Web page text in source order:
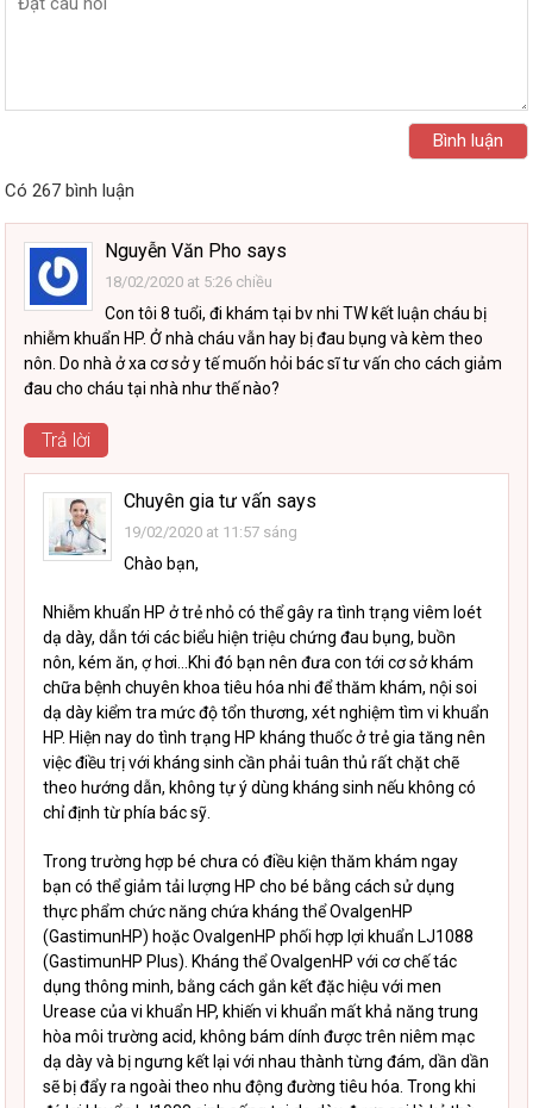
Có 267 bình luận
Nguyễn Văn Pho says
18/02/2020 at 5:26 chiều
Con tôi 8 tuổi, đi khám tại bv nhi TW kết luận cháu bị
nhiễm khuẩn HP. Ở nhà cháu vẫn hay bị đau bụng và kèm theo
nôn. Do nhà ở xa cơ sở y tế muốn hỏi bác sĩ tư vấn cho cách giảm
đau cho cháu tại nhà như thế nào?
Trả lời
Chuyên gia tư vấn says
19/02/2020 at 11:57 sáng
Chào bạn,
Nhiễm khuẩn HP ở trẻ nhỏ có thể gây ra tình trạng viêm loét
dạ dày, dẫn tới các biểu hiện triệu chứng đau bụng, buồn
nôn, kém ăn, ợ hơi…Khi đó bạn nên đưa con tới cơ sở khám
chữa bệnh chuyên khoa tiêu hóa nhi để thăm khám, nội soi
dạ dày kiểm tra mức độ tổn thương, xét nghiệm tìm vi khuẩn
HP. Hiện nay do tình trạng HP kháng thuốc ở trẻ gia tăng nên
việc điều trị với kháng sinh cần phải tuân thủ rất chặt chẽ
theo hướng dẫn, không tự ý dùng kháng sinh nếu không có
chỉ định từ phía bác sỹ.
Trong trường hợp bé chưa có điều kiện thăm khám ngay
bạn có thể giảm tải lượng HP cho bé bằng cách sử dụng
thực phẩm chức năng chứa kháng thể OvalgenHP
(GastimunHP) hoặc OvalgenHP phối hợp lợi khuẩn LJ1088
(GastimunHP Plus). Kháng thể OvalgenHP với cơ chế tác
dụng thông minh, bằng cách gắn kết đặc hiệu với men
Urease của vi khuẩn HP, khiến vi khuẩn mất khả năng trung
hòa môi trường acid, không bám dính được trên niêm mạc
dạ dày và bị ngưng kết lại với nhau thành từng đám, dần dần
sẽ bị đẩy ra ngoài theo nhu động đường tiêu hóa. Trong khi